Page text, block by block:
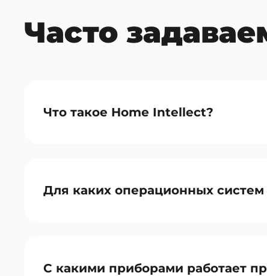
Часто
Что такое Home Intellect?
Для каких операционных
С какими приборами работает